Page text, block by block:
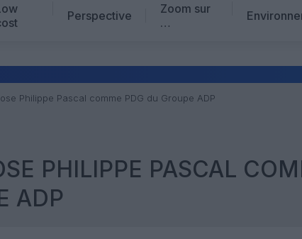
Perspective
Zoom sur
…
Avis d’expert
Philippe Pascal comme PDG du Groupe ADP
PHILIPPE PASCAL
ADP